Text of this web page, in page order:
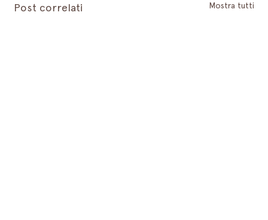
Post correlati Mostra tutti